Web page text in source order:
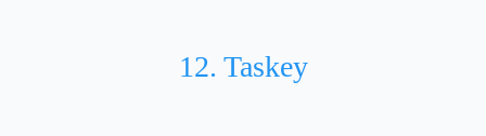
12. Taskey